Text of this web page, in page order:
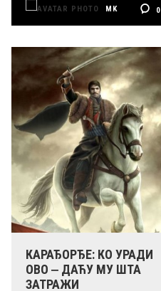
MK 0
КАРАЂОРЂЕ: КО УРАДИ
ОВО ‒ ДАЋУ МУ ШТА
ЗАТРАЖИ